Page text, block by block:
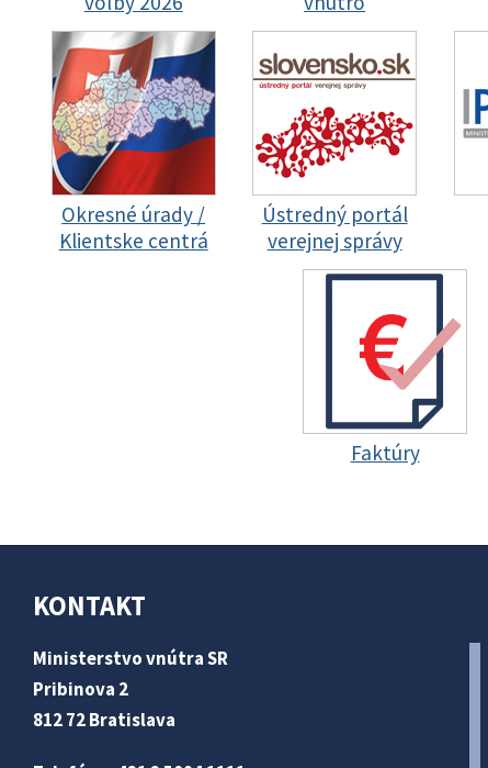
Okresné úrady /
Klientske centrá
Ústredný portál
verejnej správy
Faktúry
KONTAKT
Ministerstvo vnútra SR
Pribinova 2
812 72 Bratislava